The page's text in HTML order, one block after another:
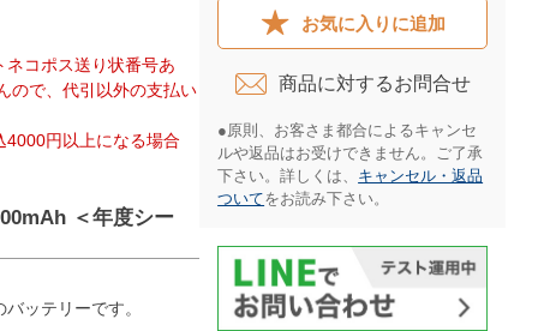
コポス送り状番号あ
ので、代引以外の支払い
円以上になる場合
＜年度シー
ッテリーです。
お気に入りに追加
商品に対するお問合せ​
●原則、お客さま都合によるキャンセ
ルや返品はお受けできません。ご了承
下さい。詳しくは、 キャンセル・返品
ついてをお読み下さい。​